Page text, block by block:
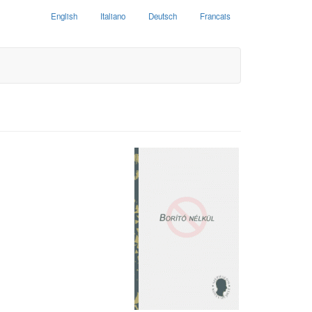
English Italiano Deutsch Francais